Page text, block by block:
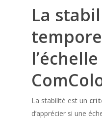
La
l’échelle
La stabilité est un
d’apprécier si une